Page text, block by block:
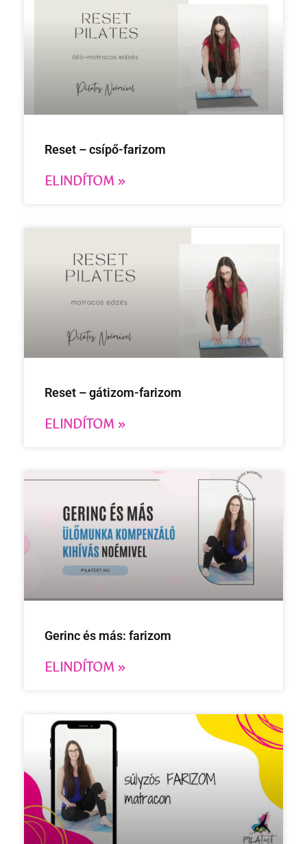
Reset – csípő-farizom
ELINDÍTOM »
Reset – gátizom-farizom
ELINDÍTOM »
Gerinc és más: farizom
ELINDÍTOM »